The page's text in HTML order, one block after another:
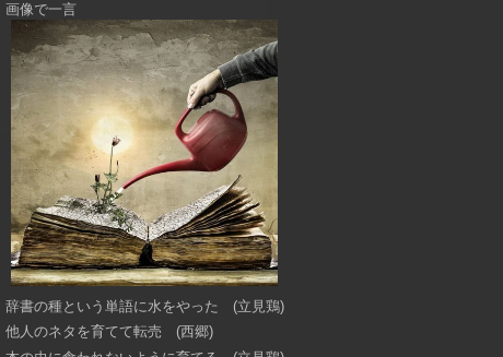
画像で一言
辞書の種という単語に水をやった (立見鶏)
他人のネタを育てて転売 (西郷)